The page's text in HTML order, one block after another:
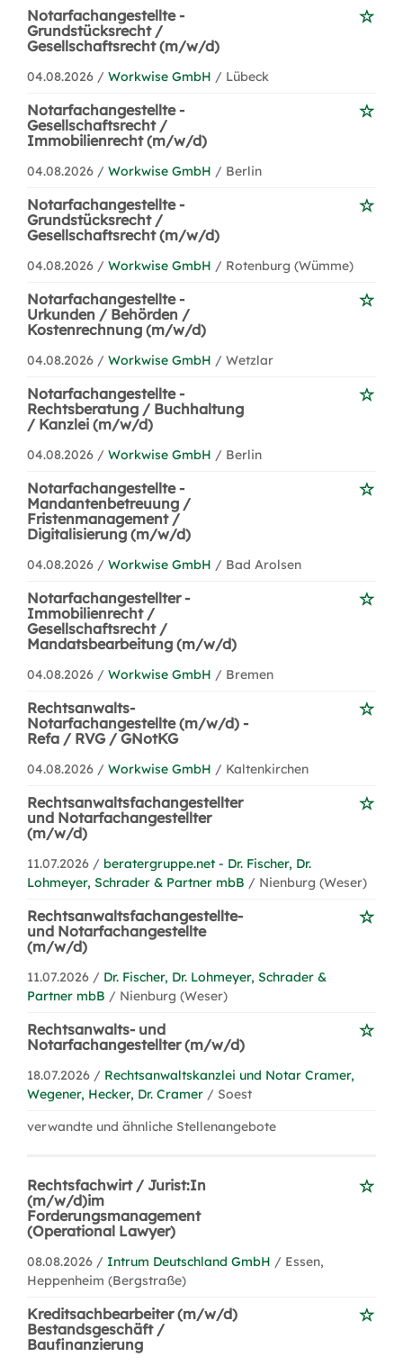
Notarfachangestellte -
Grundstücksrecht /
Gesellschaftsrecht (m/w/d)
04.08.2026 / Workwise GmbH / Lübeck
Notarfachangestellte -
Gesellschaftsrecht /
Immobilienrecht (m/w/d)
04.08.2026 / Workwise GmbH / Berlin
Notarfachangestellte -
Grundstücksrecht /
Gesellschaftsrecht (m/w/d)
04.08.2026 / Workwise GmbH / Rotenburg (Wümme)
Notarfachangestellte -
Urkunden / Behörden /
Kostenrechnung (m/w/d)
04.08.2026 / Workwise GmbH / Wetzlar
Notarfachangestellte -
Rechtsberatung / Buchhaltung
/ Kanzlei (m/w/d)
04.08.2026 / Workwise GmbH / Berlin
Notarfachangestellte -
Mandantenbetreuung /
Fristenmanagement /
Digitalisierung (m/w/d)
04.08.2026 / Workwise GmbH / Bad Arolsen
Notarfachangestellter -
Immobilienrecht /
Gesellschaftsrecht /
Mandatsbearbeitung (m/w/d)
04.08.2026 / Workwise GmbH / Bremen
Rechtsanwalts-
Notarfachangestellte (m/w/d) -
Refa / RVG / GNotKG
04.08.2026 / Workwise GmbH / Kaltenkirchen
Rechtsanwaltsfachangestellter
und Notarfachangestellter
(m/w/d)
11.07.2026 / beratergruppe.net - Dr. Fischer, Dr.
Lohmeyer, Schrader & Partner mbB / Nienburg (Weser)
Rechtsanwaltsfachangestellte-
und Notarfachangestellte
(m/w/d)
11.07.2026 / Dr. Fischer, Dr. Lohmeyer, Schrader &
Partner mbB / Nienburg (Weser)
Rechtsanwalts- und
Notarfachangestellter (m/w/d)
18.07.2026 / Rechtsanwaltskanzlei und Notar Cramer,
Wegener, Hecker, Dr. Cramer / Soest
verwandte und ähnliche Stellenangebote
Rechtsfachwirt / Jurist:In
(m/w/d)im
Forderungsmanagement
(Operational Lawyer)
08.08.2026 / Intrum Deutschland GmbH / Essen,
Heppenheim (Bergstraße)
Kreditsachbearbeiter (m/w/d)
Bestandsgeschäft /
Baufinanzierung